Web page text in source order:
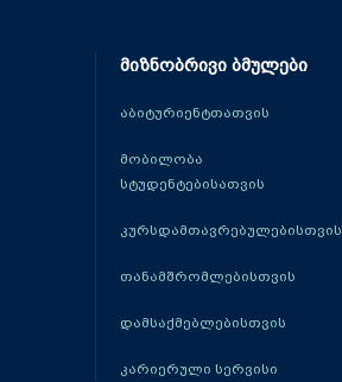
მიზნობრივი ბმულები
აბიტურიენტთათვის
მობილობა
სტუდენტებისათვის
კურსდამთავრებულებისთვის
თანამშრომლებისთვის
დამსაქმებლებისთვის
კარიერული სერვისი